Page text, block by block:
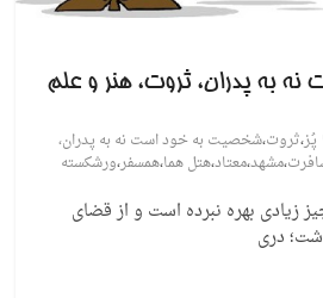
به پدران، ثروت، هنر و علم
پُز،ثروت،شخصیت به خود است نه به پدران،
،مشهد،معتاد،هتل هما،همسفر،ورشکسته
زیادی بهره نبرده است و از قضای
دری